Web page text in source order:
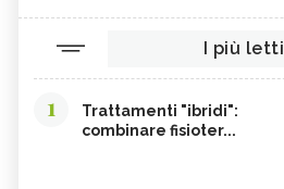
I più letti
1
Trattamenti "ibridi":
combinare fisioter...